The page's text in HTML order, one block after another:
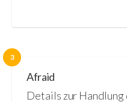
3
Afraid
Details zur Handlung